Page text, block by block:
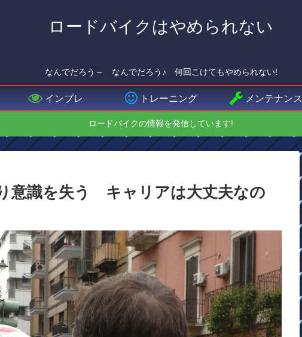
ロードバイクはやめられない
なんでだろう～ なんでだろう♪ 何回こけてもやめられない!
インプレ トレーニング メンテナンス
ロードバイクの情報を発信しています!
意識を失う キャリアは大丈夫なの